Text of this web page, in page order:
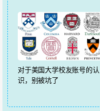
对于美国大学校友账号的认
识，别被坑了